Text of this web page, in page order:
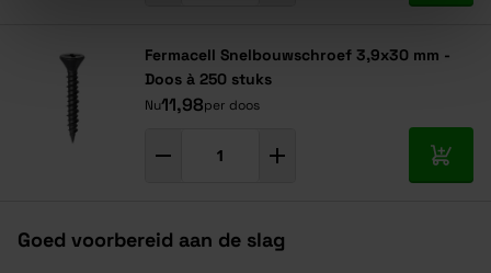
Fermacell Snelbouwschroef 3,9x30 mm -
Doos à 250 stuks
Nu11,98per doos
In
Goed voorbereid aan de slag